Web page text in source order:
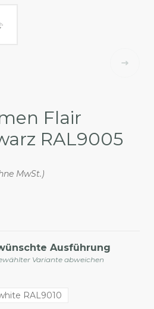
Flair
RAL9005
MwSt.)
Ausführung
Variante abweichen
RAL9010